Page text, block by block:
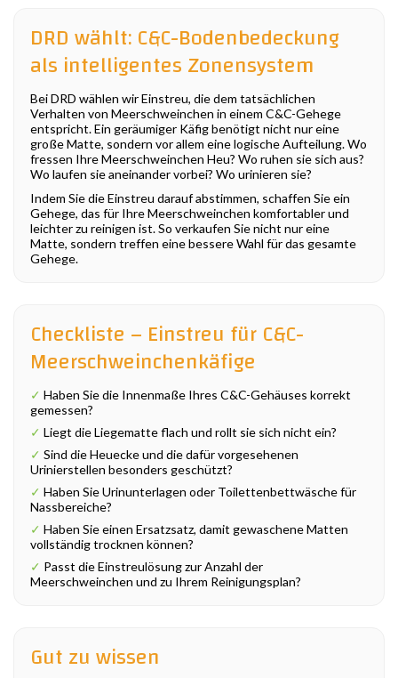
DRD wählt: C&C-Bodenbedeckung
als intelligentes Zonensystem
Bei DRD wählen wir Einstreu, die dem tatsächlichen
Verhalten von Meerschweinchen in einem C&C-Gehege
entspricht. Ein geräumiger Käfig benötigt nicht nur eine
große Matte, sondern vor allem eine logische Aufteilung. Wo
fressen Ihre Meerschweinchen Heu? Wo ruhen sie sich aus?
Wo laufen sie aneinander vorbei? Wo urinieren sie?
Indem Sie die Einstreu darauf abstimmen, schaffen Sie ein
Gehege, das für Ihre Meerschweinchen komfortabler und
leichter zu reinigen ist. So verkaufen Sie nicht nur eine
Matte, sondern treffen eine bessere Wahl für das gesamte
Gehege.
Checkliste – Einstreu für C&C-
Meerschweinchenkäfige
✓ Haben Sie die Innenmaße Ihres C&C-Gehäuses korrekt
gemessen?
✓ Liegt die Liegematte flach und rollt sie sich nicht ein?
✓ Sind die Heuecke und die dafür vorgesehenen
Urinierstellen besonders geschützt?
✓ Haben Sie Urinunterlagen oder Toilettenbettwäsche für
Nassbereiche?
✓ Haben Sie einen Ersatzsatz, damit gewaschene Matten
vollständig trocknen können?
✓ Passt die Einstreulösung zur Anzahl der
Meerschweinchen und zu Ihrem Reinigungsplan?
Gut zu wissen